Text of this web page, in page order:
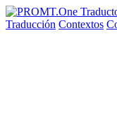
Traducción Contextos